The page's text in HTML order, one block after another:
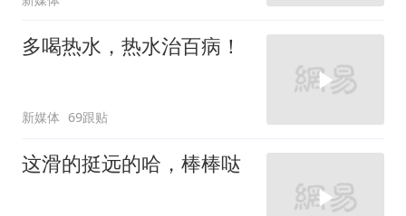
多喝热水，热水治百病！
新媒体 69跟贴
这滑的挺远的哈，棒棒哒